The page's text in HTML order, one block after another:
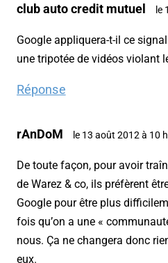
club auto credit mutuel le
Google appliquera-t-il ce
une tripotée de vidéos violant
Réponse
rAnDoM le 13 août 2012 à 10
De toute façon, pour avoir
de Warez & co, ils préfèrent
Google pour être plus
fois qu’on a une «
nous. Ça ne changera donc
eux.